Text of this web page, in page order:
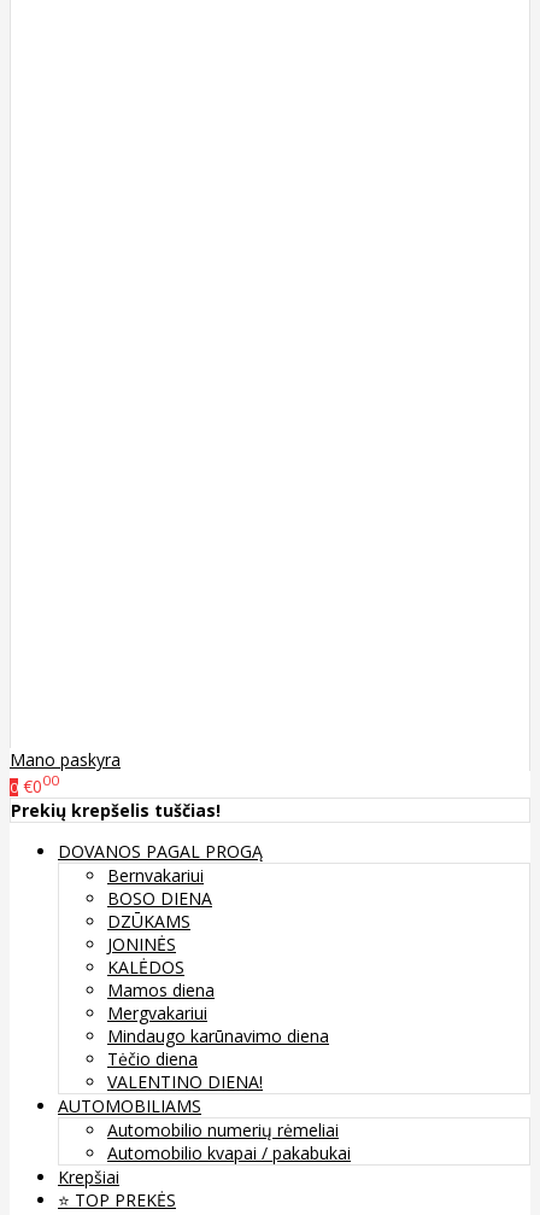
Mano paskyra
0 €000
Prekių krepšelis tuščias!
DOVANOS PAGAL PROGĄ
Bernvakariui
BOSO DIENA
DZŪKAMS
JONINĖS
KALĖDOS
Mamos diena
Mergvakariui
Mindaugo karūnavimo diena
Tėčio diena
VALENTINO DIENA!
AUTOMOBILIAMS
Automobilio numerių rėmeliai
Automobilio kvapai / pakabukai
Krepšiai
⭐️ TOP PREKĖS